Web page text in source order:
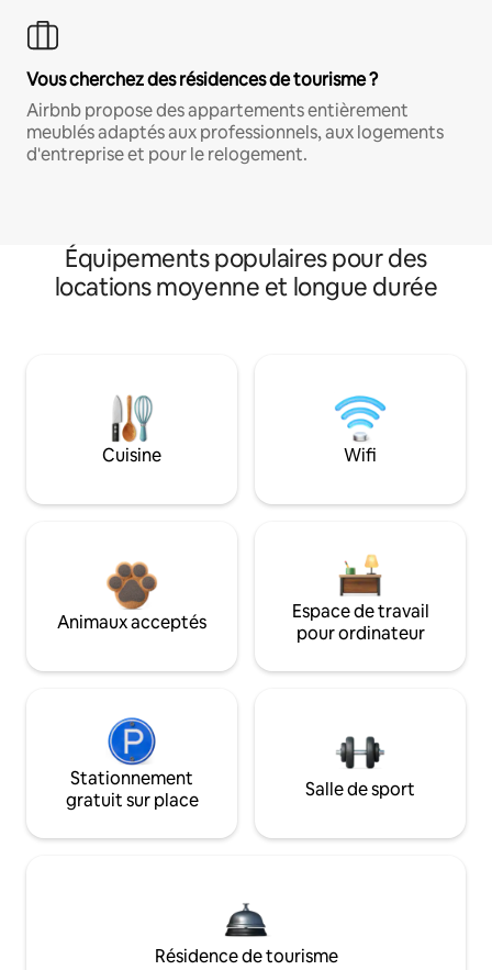
Vous cherchez des résidences de tourisme ?
Airbnb propose des appartements entièrement
meublés adaptés aux professionnels, aux logements
d'entreprise et pour le relogement.
Équipements populaires pour des
locations moyenne et longue durée
Cuisine Wifi
Animaux acceptés
Espace de travail
pour ordinateur
Stationnement
gratuit sur place
Salle de sport
Résidence de tourisme